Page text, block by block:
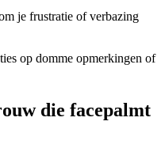
je frustratie of verbazing
op domme opmerkingen of
die facepalmt